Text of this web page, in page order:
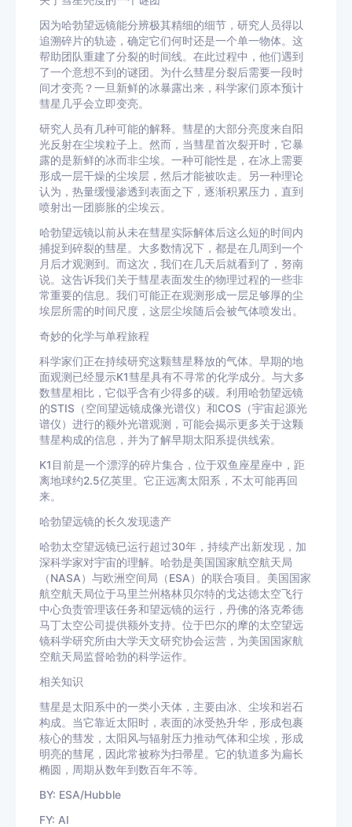
因为哈勃望远镜能分辨极其精细的细节，研究人员得以
追溯碎片的轨迹，确定它们何时还是一个单一物体。这
帮助团队重建了分裂的时间线。在此过程中，他们遇到
了一个意想不到的谜团。为什么彗星分裂后需要一段时
间才变亮？一旦新鲜的冰暴露出来，科学家们原本预计
彗星几乎会立即变亮。
研究人员有几种可能的解释。彗星的大部分亮度来自阳
光反射在尘埃粒子上。然而，当彗星首次裂开时，它暴
露的是新鲜的冰而非尘埃。一种可能性是，在冰上需要
形成一层干燥的尘埃层，然后才能被吹走。另一种理论
认为，热量缓慢渗透到表面之下，逐渐积累压力，直到
喷射出一团膨胀的尘埃云。
哈勃望远镜以前从未在彗星实际解体后这么短的时间内
捕捉到碎裂的彗星。大多数情况下，都是在几周到一个
月后才观测到。而这次，我们在几天后就看到了，努南
说。这告诉我们关于彗星表面发生的物理过程的一些非
常重要的信息。我们可能正在观测形成一层足够厚的尘
埃层所需的时间尺度，这层尘埃随后会被气体喷发出。
奇妙的化学与单程旅程
科学家们正在持续研究这颗彗星释放的气体。早期的地
面观测已经显示K1彗星具有不寻常的化学成分。与大多
数彗星相比，它似乎含有少得多的碳。利用哈勃望远镜
的STIS（空间望远镜成像光谱仪）和COS（宇宙起源光
谱仪）进行的额外光谱观测，可能会揭示更多关于这颗
彗星构成的信息，并为了解早期太阳系提供线索。
K1目前是一个漂浮的碎片集合，位于双鱼座星座中，距
离地球约2.5亿英里。它正远离太阳系，不太可能再回
来。
哈勃望远镜的长久发现遗产
哈勃太空望远镜已运行超过30年，持续产出新发现，加
深科学家对宇宙的理解。哈勃是美国国家航空航天局
（NASA）与欧洲空间局（ESA）的联合项目。美国国家
航空航天局位于马里兰州格林贝尔特的戈达德太空飞行
中心负责管理该任务和望远镜的运行，丹佛的洛克希德
马丁太空公司提供额外支持。位于巴尔的摩的太空望远
镜科学研究所由大学天文研究协会运营，为美国国家航
空航天局监督哈勃的科学运作。
相关知识
彗星是太阳系中的一类小天体，主要由冰、尘埃和岩石
构成。当它靠近太阳时，表面的冰受热升华，形成包裹
核心的彗发，太阳风与辐射压力推动气体和尘埃，形成
明亮的彗尾，因此常被称为扫帚星。它的轨道多为扁长
椭圆，周期从数年到数百年不等。
BY: ESA/Hubble
FY: AI